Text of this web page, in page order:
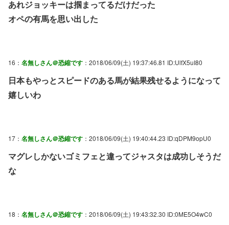
あれジョッキーは掴まってるだけだった
オペの有馬を思い出した
16： 名無しさん＠恐縮です ：2018/06/09(土) 19:37:46.81 ID:UlfX5uI80
日本もやっとスピードのある馬が結果残せるようになって
嬉しいわ
17： 名無しさん＠恐縮です ：2018/06/09(土) 19:40:44.23 ID:qDPM9opU0
マグレしかないゴミフェと違ってジャスタは成功しそうだ
な
18： 名無しさん＠恐縮です ：2018/06/09(土) 19:43:32.30 ID:0ME5O4wC0